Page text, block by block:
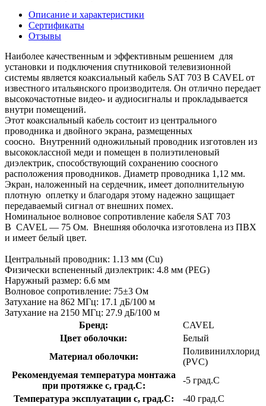
Описание и характеристики
Сертификаты
Отзывы
Наиболее качественным и эффективным решением для
установки и подключения спутниковой телевизионной
системы является коаксиальный кабель SAT 703 B CAVEL от
известного итальянского производителя. Он отлично передает
высокочастотные видео- и аудиосигналы и прокладывается
внутри помещений.
Этот коаксиальный кабель состоит из центрального
проводника и двойного экрана, размещенных
соосно. Внутренний одножильный проводник изготовлен из
высококлассной меди и помещен в полиэтиленовый
диэлектрик, способствующий сохранению соосного
расположения проводников. Диаметр проводника 1,12 мм.
Экран, наложенный на сердечник, имеет дополнительную
плотную оплетку и благодаря этому надежно защищает
передаваемый сигнал от внешних помех.
Номинальное волновое сопротивление кабеля SAT 703
B CAVEL — 75 Ом. Внешняя оболочка изготовлена из ПВХ
и имеет белый цвет.
Центральный проводник: 1.13 мм (Cu)
Физически вспененный диэлектрик: 4.8 мм (PEG)
Наружный размер: 6.6 мм
Волновое сопротивление: 75±3 Ом
Затухание на 862 МГц: 17.1 дБ/100 м
Затухание на 2150 МГц: 27.9 дБ/100 м
Бренд:
CAVEL
Цвет оболочки:
Белый
Материал оболочки:
Поливинилхлорид
(PVC)
Рекомендуемая температура монтажа
при протяжке с, град.C:
-5 град.C
Температура эксплуатации с, град.C:
-40 град.C